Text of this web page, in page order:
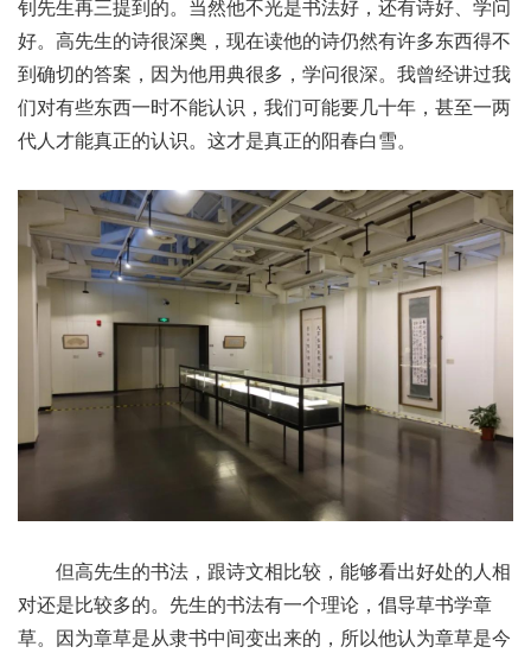
钊先生再三提到的。当然他不光是书法好，还有诗好、学问
好。高先生的诗很深奥，现在读他的诗仍然有许多东西得不
到确切的答案，因为他用典很多，学问很深。我曾经讲过我
们对有些东西一时不能认识，我们可能要几十年，甚至一两
代人才能真正的认识。这才是真正的阳春白雪。
但高先生的书法，跟诗文相比较，能够看出好处的人相
对还是比较多的。先生的书法有一个理论，倡导草书学章
草。因为章草是从隶书中间变出来的，所以他认为章草是今